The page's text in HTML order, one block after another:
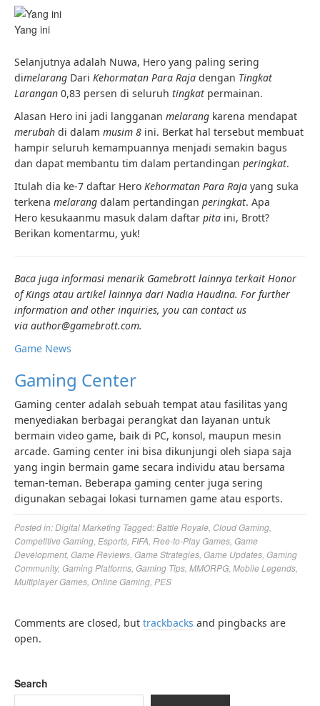
Yang ini
Selanjutnya adalah Nuwa, Hero yang paling sering
dimelarang Dari Kehormatan Para Raja dengan Tingkat
Larangan 0,83 persen di seluruh tingkat permainan.
Alasan Hero ini jadi langganan melarang karena mendapat
merubah di dalam musim 8 ini. Berkat hal tersebut membuat
hampir seluruh kemampuannya menjadi semakin bagus
dan dapat membantu tim dalam pertandingan peringkat.
Itulah dia ke-7 daftar Hero Kehormatan Para Raja yang suka
terkena melarang dalam pertandingan peringkat. Apa
Hero kesukaanmu masuk dalam daftar pita ini, Brott?
Berikan komentarmu, yuk!
Baca juga informasi menarik Gamebrott lainnya terkait Honor
of Kings atau artikel lainnya dari Nadia Haudina. For further
information and other inquiries, you can contact us
via author@gamebrott.com.
Game News
Gaming Center
Gaming center adalah sebuah tempat atau fasilitas yang
menyediakan berbagai perangkat dan layanan untuk
bermain video game, baik di PC, konsol, maupun mesin
arcade. Gaming center ini bisa dikunjungi oleh siapa saja
yang ingin bermain game secara individu atau bersama
teman-teman. Beberapa gaming center juga sering
digunakan sebagai lokasi turnamen game atau esports.
Posted in:Digital Marketing Tagged:Battle Royale Cloud Gaming
Competitive Gaming Esports FIFA Free-to-Play Games Game
Development, Game Reviews Game Strategies Game Updates Gaming
Community, Gaming Platforms Gaming Tips MMORPG Mobile Legends
Multiplayer Games Online Gaming PES
Comments are closed, but trackbacks and pingbacks are
open.
Search